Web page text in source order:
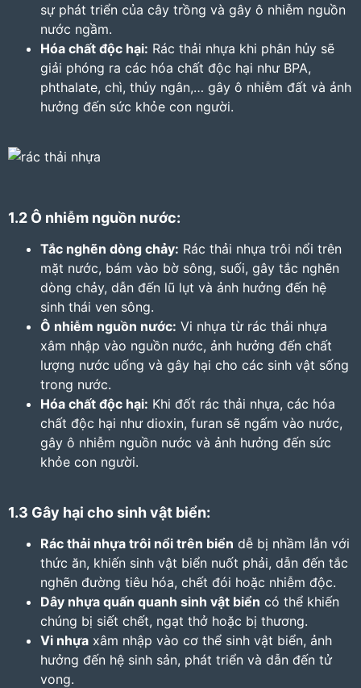
sự phát triển của cây trồng và gây ô nhiễm nguồn
nước ngầm.
Hóa chất độc hại: Rác thải nhựa khi phân hủy sẽ
giải phóng ra các hóa chất độc hại như BPA,
phthalate, chì, thủy ngân,… gây ô nhiễm đất và ảnh
hưởng đến sức khỏe con người.
1.2 Ô nhiễm nguồn nước:
Tắc nghẽn dòng chảy: Rác thải nhựa trôi nổi trên
mặt nước, bám vào bờ sông, suối, gây tắc nghẽn
dòng chảy, dẫn đến lũ lụt và ảnh hưởng đến hệ
sinh thái ven sông.
Ô nhiễm nguồn nước: Vi nhựa từ rác thải nhựa
xâm nhập vào nguồn nước, ảnh hưởng đến chất
lượng nước uống và gây hại cho các sinh vật sống
trong nước.
Hóa chất độc hại: Khi đốt rác thải nhựa, các hóa
chất độc hại như dioxin, furan sẽ ngấm vào nước,
gây ô nhiễm nguồn nước và ảnh hưởng đến sức
khỏe con người.
1.3 Gây hại cho sinh vật biển:
Rác thải nhựa trôi nổi trên biển dễ bị nhầm lẫn với
thức ăn, khiến sinh vật biển nuốt phải, dẫn đến tắc
nghẽn đường tiêu hóa, chết đói hoặc nhiễm độc.
Dây nhựa quấn quanh sinh vật biển có thể khiến
chúng bị siết chết, ngạt thở hoặc bị thương.
Vi nhựa xâm nhập vào cơ thể sinh vật biển, ảnh
hưởng đến hệ sinh sản, phát triển và dẫn đến tử
vong.